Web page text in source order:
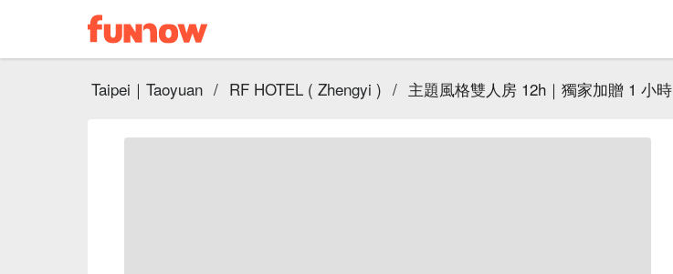
Taipei｜Taoyuan / RF HOTEL ( Zhengyi ) / 主題風格雙人房 12h｜獨家加贈 1 小時